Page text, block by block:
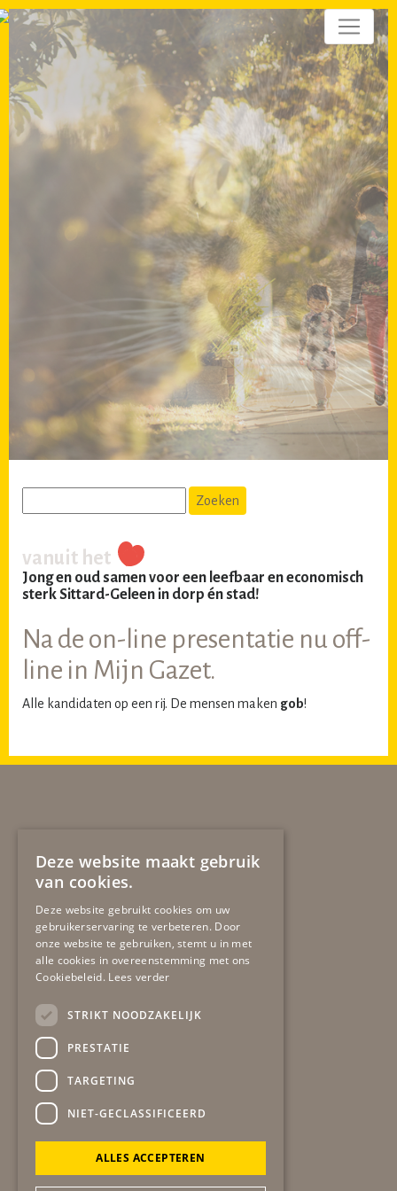
vanuit het
Jong en oud samen voor een leefbaar en economisch
sterk Sittard-Geleen in dorp én stad!
Na de on-line presentatie nu off-
line in Mijn Gazet.
Alle kandidaten op een rij. De mensen maken gob!
Secretariaatgob
Winston Churchilllaan 19
6137 EA SITTARD
06-51724483
Algemeen contact
bel: 06-51724483
mail:
ANBI gegevens
beleidsplan
Deze website maakt gebruik
van cookies.
Deze website gebruikt cookies om uw
gebruikerservaring te verbeteren. Door
onze website te gebruiken, stemt u in met
alle cookies in overeenstemming met ons
Cookiebeleid. Lees verder
STRIKT NOODZAKELIJK
PRESTATIE
TARGETING
NIET-GECLASSIFICEERD
ALLES ACCEPTEREN